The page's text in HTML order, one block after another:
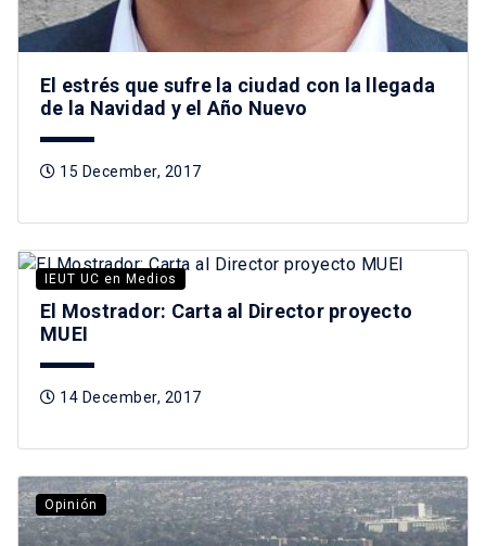
El estrés que sufre la ciudad con la llegada
de la Navidad y el Año Nuevo
15 December, 2017
IEUT UC en Medios
El Mostrador: Carta al Director proyecto
MUEI
14 December, 2017
Opinión